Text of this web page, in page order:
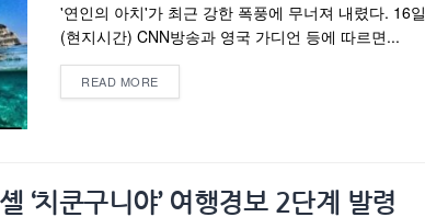
'연인의 아치'가 최근 강한 폭풍에 무너져 내렸다. 16일
(현지시간) CNN방송과 영국 가디언 등에 따르면...
READ MORE
‘치쿤구니야’ 여행경보 2단계 발령